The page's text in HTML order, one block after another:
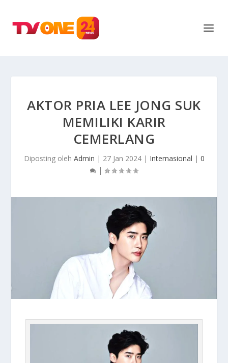
AKTOR PRIA LEE JONG SUK
MEMILIKI KARIR
CEMERLANG
Diposting oleh Admin | 27 Jan 2024| Internasional | 0
|